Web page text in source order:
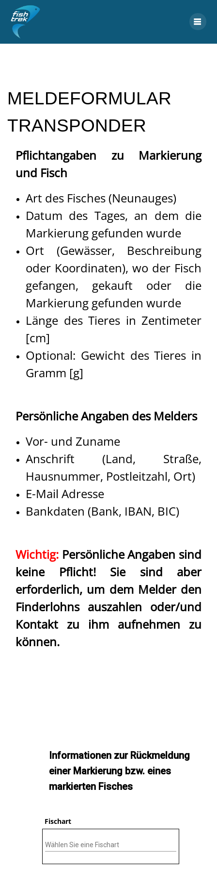
MELDEFORMULAR
TRANSPONDER
Pflichtangaben zu Markierung
und Fisch
Art des Fisches (Neunauges)
Datum des Tages, an dem die
Markierung gefunden wurde
Ort (Gewässer, Beschreibung
oder Koordinaten), wo der Fisch
gefangen, gekauft oder die
Markierung gefunden wurde
Länge des Tieres in Zentimeter
[cm]
Optional: Gewicht des Tieres in
Gramm [g]
Persönliche Angaben des Melders
Vor- und Zuname
Anschrift (Land, Straße,
Hausnummer, Postleitzahl, Ort)
E-Mail Adresse
Bankdaten (Bank, IBAN, BIC)
Wichtig: Persönliche Angaben sind
keine Pflicht! Sie sind aber
erforderlich, um dem Melder den
Finderlohns auszahlen oder/und
Kontakt zu ihm aufnehmen zu
können.